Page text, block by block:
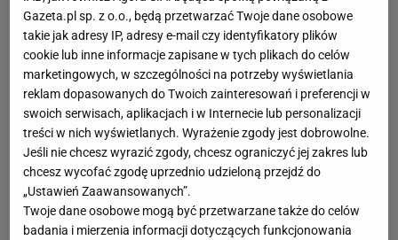
Gazeta.pl sp. z o.o., będą przetwarzać Twoje dane osobowe
takie jak adresy IP, adresy e-mail czy identyfikatory plików
cookie lub inne informacje zapisane w tych plikach do celów
marketingowych, w szczególności na potrzeby wyświetlania
reklam dopasowanych do Twoich zainteresowań i preferencji w
swoich serwisach, aplikacjach i w Internecie lub personalizacji
treści w nich wyświetlanych. Wyrażenie zgody jest dobrowolne.
Jeśli nie chcesz wyrazić zgody, chcesz ograniczyć jej zakres lub
chcesz wycofać zgodę uprzednio udzieloną przejdź do
„Ustawień Zaawansowanych”.
Twoje dane osobowe mogą być przetwarzane także do celów
badania i mierzenia informacji dotyczących funkcjonowania